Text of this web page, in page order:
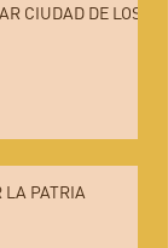
CIUDAD DE LOS
LA PATRIA